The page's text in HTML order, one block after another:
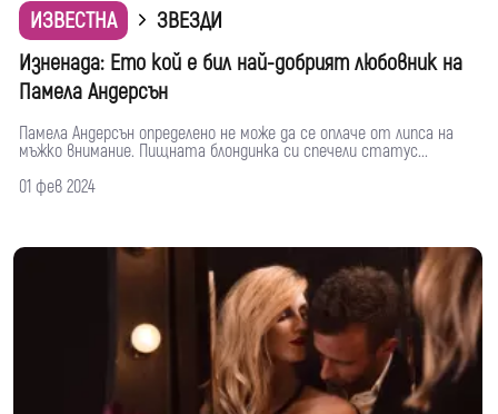
ИЗВЕСТНА
ЗВЕЗДИ
Изненада: Ето кой е бил най-добрият любовник на
Памела Андерсън
Памела Андерсън определено не може да се оплаче от липса на
мъжко внимание. Пищната блондинка си спечели статус...
01 фев 2024